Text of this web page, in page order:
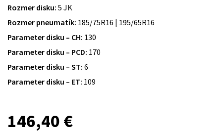
Rozmer disku: 5 JK
Rozmer pneumatík: 185/75R16 | 195/65R16
Parameter disku – CH: 130
Parameter disku – PCD: 170
Parameter disku – ST: 6
Parameter disku – ET: 109
146,40 €